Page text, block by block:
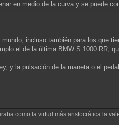
en medio de la curva y se puede
incluso también para los que
el de la última BMW S 1000 RR,
y la pulsación de la maneta o el
como la virtud más aristocrática la